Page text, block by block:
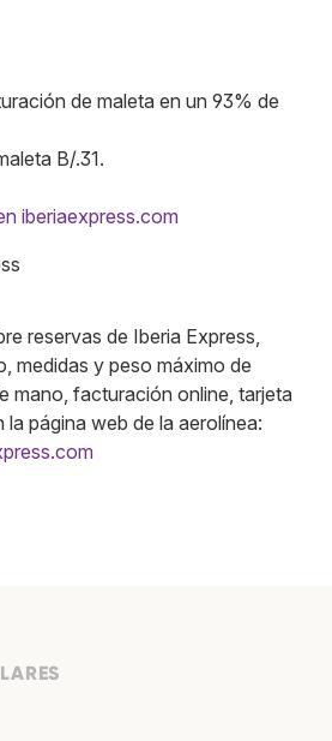
de maleta en un 93% de
B/.31.
iberiaexpress.com
reservas de Iberia Express,
medidas y peso máximo de
mano, facturación online, tarjeta
la página web de la aerolínea: